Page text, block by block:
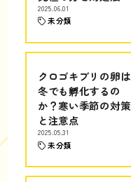
2025.06.01
未分類
クロゴキブリの卵は
冬でも孵化するの
か？寒い季節の対策
と注意点
2025.05.31
未分類